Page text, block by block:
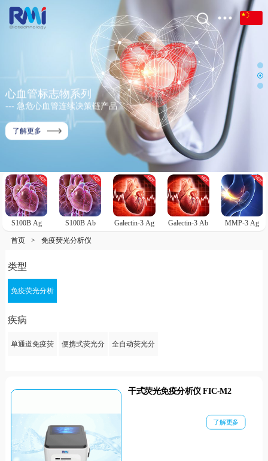
心血管标志物系列
--- 急危心血管连续决策链产品
了解更多
S100B Ag S100B Ab Galectin-3 Ag Galectin-3 Ab MMP-3 Ag
首页 > 免疫荧光分析仪
类型
免疫荧光分析
疾病
单通道免疫荧 便携式荧光分 全自动荧光分
干式荧光免疫分析仪 FIC-M2
了解更多